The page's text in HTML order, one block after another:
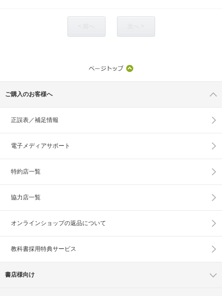
ご購入のお客様へ
正誤表／補足情報
電子メディアサポート
特約店一覧
協力店一覧
オンラインショップの返品について
教科書採用特典サービス
書店様向け